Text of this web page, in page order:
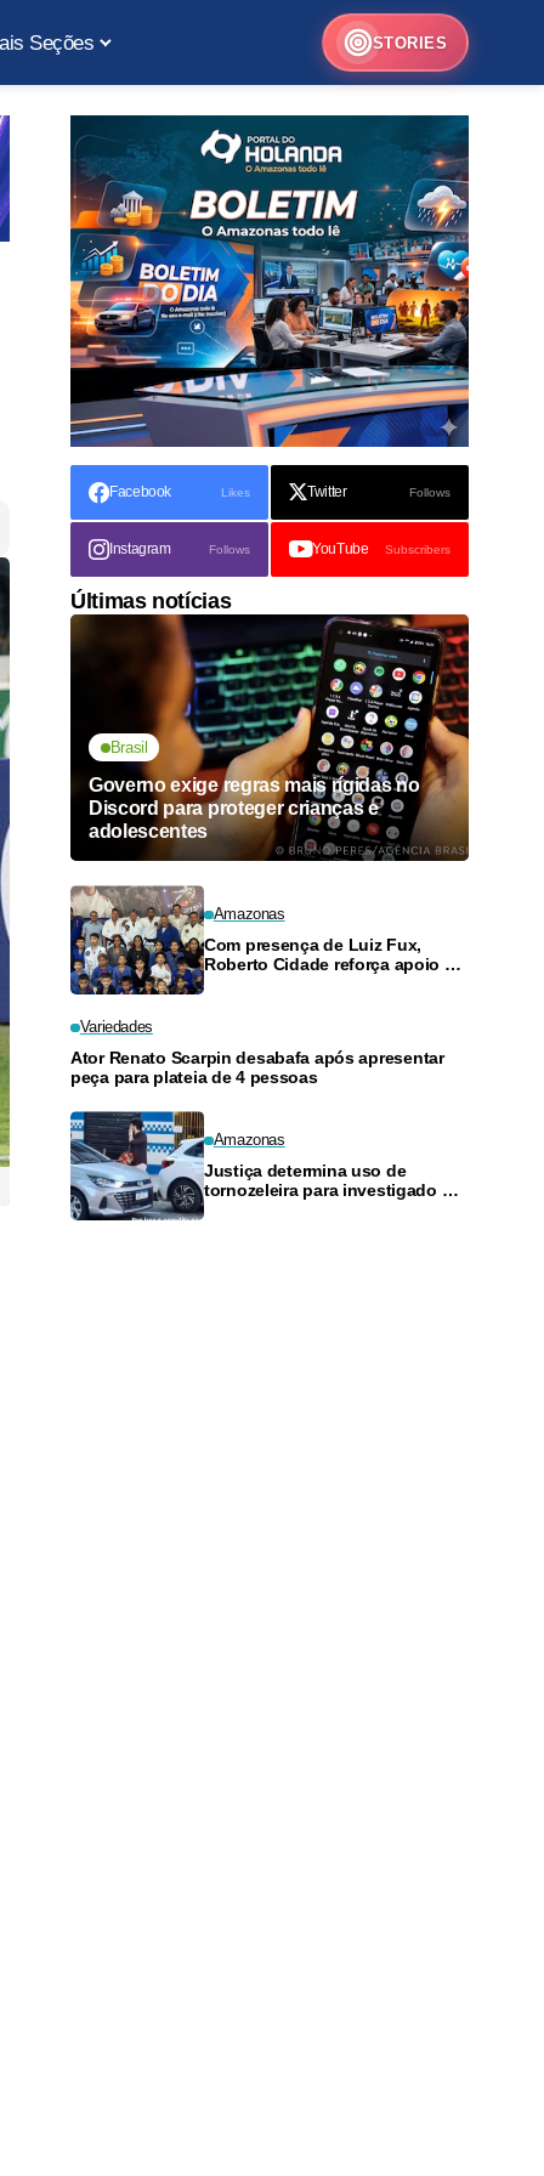
Seções STORIES
Facebook Likes Twitter Follows
Instagram Follows YouTube Subscribers
Últimas notícias
Brasil
Governo exige regras mais rígidas no
Discord para proteger crianças e
adolescentes
Amazonas
Com presença de Luiz Fux,
Roberto Cidade reforça apoio a
Variedades
Ator Renato Scarpin desabafa após apresentar
peça para plateia de 4 pessoas
Amazonas
Justiça determina uso de
tornozeleira para investigado por